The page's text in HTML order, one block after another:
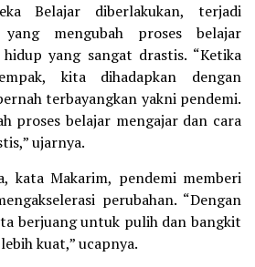
Belajar diberlakukan, terjadi
mengubah proses belajar
yang sangat drastis. “Ketika
kita dihadapkan dengan
terbayangkan yakni pendemi.
proses belajar mengajar dan cara
ujarnya.
kata Makarim, pendemi memberi
perubahan. “Dengan
berjuang untuk pulih dan bangkit
kuat,” ucapnya.